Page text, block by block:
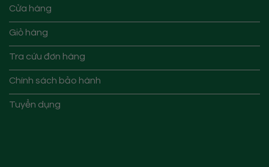
Cửa hàng
Giỏ hàng
Tra cứu đơn hàng
Chính sách bảo hành
Tuyển dụng